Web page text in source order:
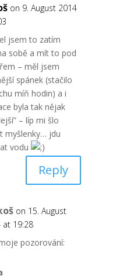
on 9. August 2014
jsem to zatím
sobě a mít to pod
– měl jsem
spánek (stačilo
míň hodin) a i
byla tak nějak
– líp mi šlo
myšlenky… jdu
vodu
Reply
on 15. August
at 19:28
pozorování: